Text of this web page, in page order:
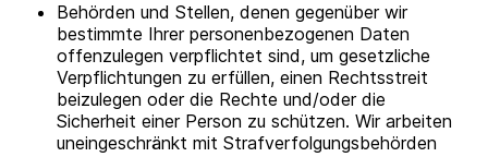
Behörden und Stellen, denen gegenüber wir
bestimmte Ihrer personenbezogenen Daten
offenzulegen verpflichtet sind, um gesetzliche
Verpflichtungen zu erfüllen, einen Rechtsstreit
beizulegen oder die Rechte und/oder die
Sicherheit einer Person zu schützen. Wir arbeiten
uneingeschränkt mit Strafverfolgungsbehörden